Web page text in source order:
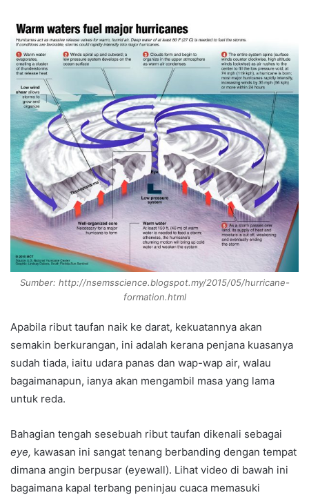
Sumber: http://nsemsscience.blogspot.my/2015/05/hurricane-
formation.html
Apabila ribut taufan naik ke darat, kekuatannya akan
semakin berkurangan, ini adalah kerana penjana kuasanya
sudah tiada, iaitu udara panas dan wap-wap air, walau
bagaimanapun, ianya akan mengambil masa yang lama
untuk reda.
Bahagian tengah sesebuah ribut taufan dikenali sebagai
eye, kawasan ini sangat tenang berbanding dengan tempat
dimana angin berpusar (eyewall). Lihat video di bawah ini
bagaimana kapal terbang peninjau cuaca memasuki